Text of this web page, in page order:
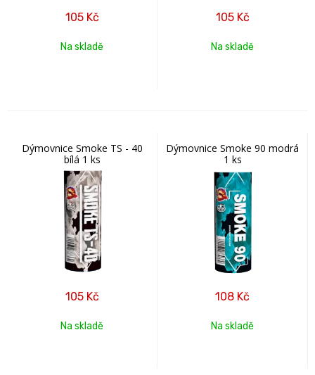
105 Kč
Na skladě
105 Kč
Na skladě
Dýmovnice Smoke TS - 40
bílá 1 ks
105 Kč
Na skladě
Dýmovnice Smoke 90 modrá
1 ks
108 Kč
Na skladě